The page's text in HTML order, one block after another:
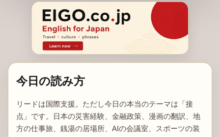
今日の読み方
リードは国際支援。ただし今日の本当のテーマは「接
点」です。日本の災害経験、金融政策、漫画の翻訳、地
方の仕事旅、銭湯の居場所、AIの会議室、スポーツの装